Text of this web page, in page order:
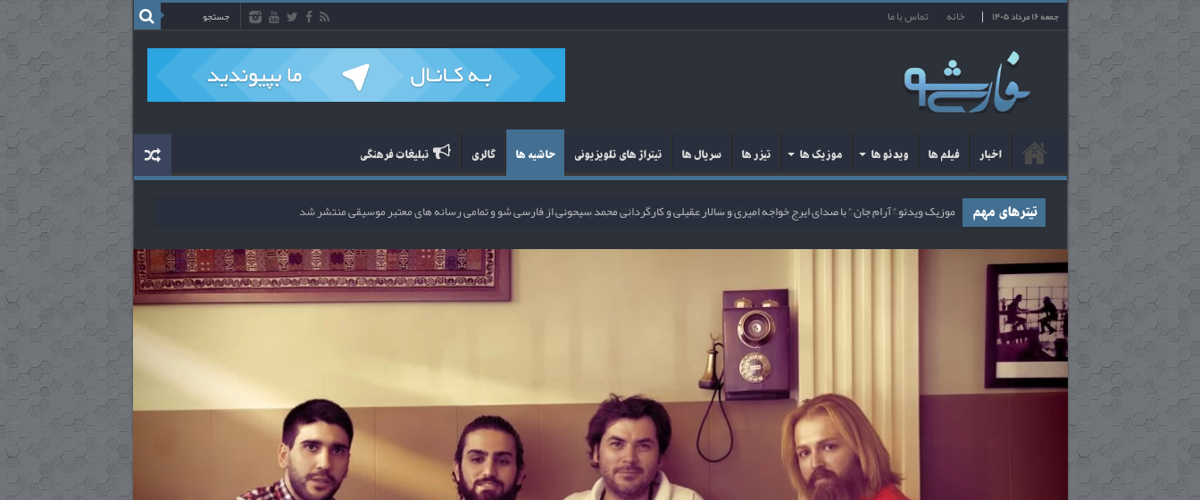
جمعه ۱۶ مرداد ۱۴۰۵ خانه تماس با ما
اخبار فیلم ها ویدئو ها موزیک ها تیزر ها سریال ها تیتراژ های تلویزیونی حاشیه ها گالری تبلیغات فرهنگی
تیترهای مهم ریمیکس قطعه پشیمان با صدای محسن ملک پور و آهنگسازی محمد سیحونی از فارسی شو منتشر شد